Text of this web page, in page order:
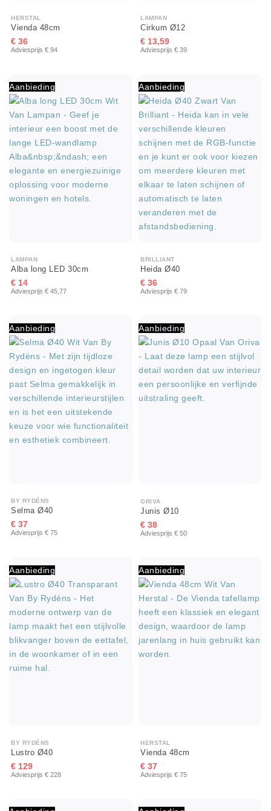
HERSTAL
Vienda 48cm
€ 36
Adviesprijs € 94
LAMPAN
Cirkum Ø12
€ 13,59
Adviesprijs € 39
Aanbieding
LAMPAN
Alba long LED 30cm
€ 14
Adviesprijs € 45,77
Aanbieding
BRILLIANT
Heida Ø40
€ 36
Adviesprijs € 79
Aanbieding
BY RYDÉNS
Selma Ø40
€ 37
Adviesprijs € 75
Aanbieding
ORIVA
Junis Ø10
€ 38
Adviesprijs € 50
Aanbieding
BY RYDÉNS
Lustro Ø40
€ 129
Adviesprijs € 228
Aanbieding
HERSTAL
Vienda 48cm
€ 37
Adviesprijs € 75